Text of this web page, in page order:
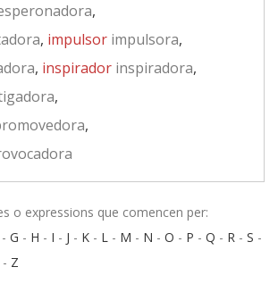
,
, impulsor impulsora,
, inspirador inspiradora,
,
,
o expressions que comencen per:
- G - H - I - J - K - L - M - N - O - P - Q - R - S -
- Z